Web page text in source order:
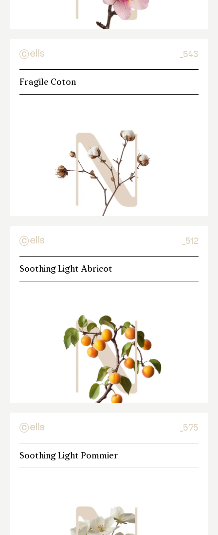
_543
Fragile Coton
_512
Soothing Light Abricot
_575
Soothing Light Pommier